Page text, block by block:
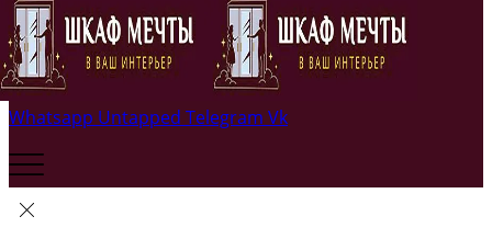
Whatsapp Untapped Telegram Vk